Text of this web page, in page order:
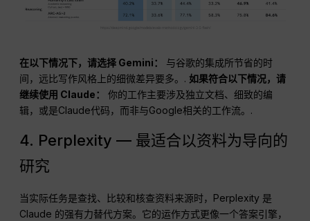
在以下情况下，请选择 Gemini：
与谷歌的集成所节省的时
间，远比写作风格上的细微差异要多。.如果符合以下情况，请
继续使用 Claude：
你的工作主要涉及独立文档、细致的编
辑，或是Claude代码，而非与Google相关的工作流。.
4. Perplexity — 最适合以资料为导向的
研究
当实际任务是查找、比较和核查资料来源时，Perplexity 是
Claude 的强有力替代方案。它的运作方式更像一个答案引擎，